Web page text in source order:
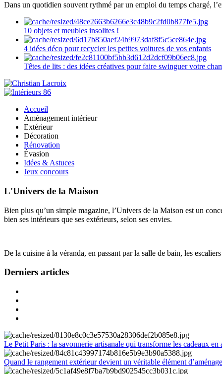
Dans un quotidien souvent rythmé par un emploi du temps chargé,
10 objets et meubles insolites !
4 idées déco pour recycler les petites voitures de vos enfants
Têtes de lits : des idées créatives pour faire swinguer votre
Accueil
Aménagement intérieur
Extérieur
Décoration
Rénovation
Évasion
Idées & Astuces
Jeux concours
L'Univers de la Maison
Bien plus qu’un simple magazine, l’Univers de la Maison est un
bien ses intérieurs que ses extérieurs, selon ses envies.
De la cuisine à la véranda, en passant par la salle de bain, les
Derniers articles
Le Petit Paris : la savonnerie artisanale qui transforme les cadeaux en
Quand le rangement extérieur devient un véritable élément